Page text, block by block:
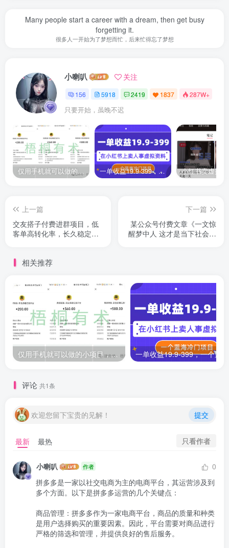
Many people start a career with a dream, then get busy
forgetting it.
很多人一开始为了梦想而忙，后来忙得忘了梦想
小喇叭 关注
156 5918 2419 1837 287W+
只要开始，虽晚不迟
仅用手机就可以做的小项目，当天就能见钱，每天100-300 一单收益19.9-399，一个蓝海冷门项目，在小红书上卖人事虚拟资料
上一篇
交友搭子付费进群项目，低
客单高转化率，长久稳定，
下一篇
某公众号付费文章《一文惊
醒梦中人 这才是当下社会能
相关推荐
仅用手机就可以做的小项目，当天就能见钱，每天100-300
评论 共1条
欢迎您留下宝贵的见解！ 提交
最新 最热 只看作者
小喇叭 作者
0
拼多多是一家以社交电商为主的电商平台，其运营涉及到
多个方面。以下是拼多多运营的几个关键点：
商品管理：拼多多作为一家电商平台，商品的质量和种类
是用户选择购买的重要因素。因此，平台需要对商品进行
严格的筛选和管理，并提供良好的售后服务。